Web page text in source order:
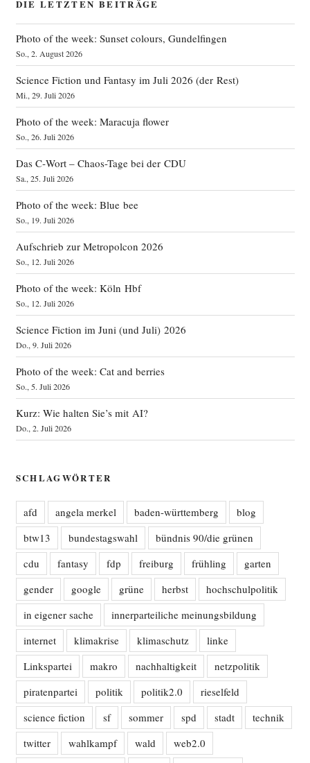
DIE LETZTEN BEITRÄGE
Photo of the week: Sunset colours, Gundelfingen
So., 2. August 2026
Science Fiction und Fantasy im Juli 2026 (der Rest)
Mi., 29. Juli 2026
Photo of the week: Maracuja flower
So., 26. Juli 2026
Das C‑Wort – Chaos-Tage bei der CDU
Sa., 25. Juli 2026
Photo of the week: Blue bee
So., 19. Juli 2026
Aufschrieb zur Metropolcon 2026
So., 12. Juli 2026
Photo of the week: Köln Hbf
So., 12. Juli 2026
Science Fiction im Juni (und Juli) 2026
Do., 9. Juli 2026
Photo of the week: Cat and berries
So., 5. Juli 2026
Kurz: Wie halten Sie’s mit AI?
Do., 2. Juli 2026
SCHLAGWÖRTER
afd angela merkel baden-württemberg
blog
btw13
bundestagswahl
bündnis 90/die grünen
cdu
fantasy fdp freiburg frühling
garten
gender
google grüne herbst
hochschulpolitik
in eigener sache
innerparteiliche meinungsbildung
internet
klimakrise klimaschutz
linke
Linkspartei
makro nachhaltigkeit
netzpolitik
piratenpartei
politik politik2.0
rieselfeld
science fiction
sf sommer spd stadt
technik
twitter
wahlkampf wald
web2.0